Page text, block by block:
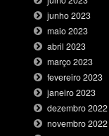
junho 2023
maio 2023
abril 2023
março 2023
fevereiro 2023
janeiro 2023
dezembro 2022
novembro 2022